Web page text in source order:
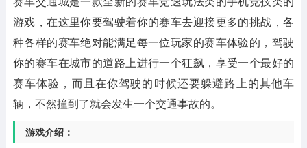
游戏，在这里你要驾驶着你的赛车去迎接更多的挑战，各
种各样的赛车绝对能满足每一位玩家的赛车体验的，驾驶
你的赛车在城市的道路上进行一个狂飙，享受一个最好的
赛车体验，而且在你驾驶的时候还要躲避路上的其他车
辆，不然撞到了就会发生一个交通事故的。
游戏介绍：